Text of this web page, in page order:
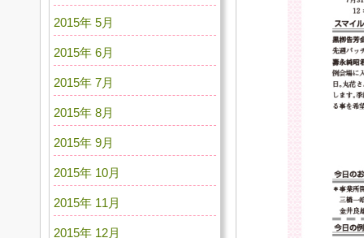
2015年 5月
2015年 6月
2015年 7月
2015年 8月
2015年 9月
2015年 10月
2015年 11月
2015年 12月